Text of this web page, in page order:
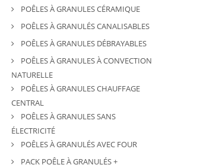
slim canalisable - PUNTO
FUOCO Olivia Can 9.9 kW
2 216,40 €
Ajouter au panier
canalisable -
2 858,40 €
POÊLES À GRANULES CÉRAMIQUE
POÊLES À GRANULÉS CANALISABLES
POÊLES À GRANULES DÉBRAYABLES
POÊLES À GRANULES À CONVECTION
NATURELLE
POÊLES À GRANULES CHAUFFAGE
CENTRAL
POÊLES À GRANULES SANS
ÉLECTRICITÉ
POÊLES À GRANULÉS AVEC FOUR
PACK POÊLE À GRANULÉS +